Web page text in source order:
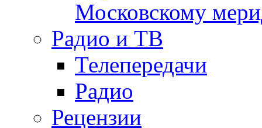
Московскому
Радио и ТВ
Телепередачи
Радио
Рецензии